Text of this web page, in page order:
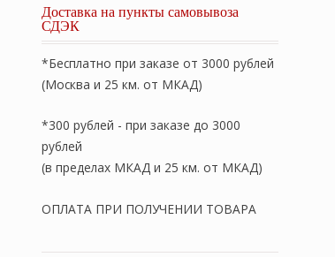
Доставка на пункты самовывоза
СДЭК
*Бесплатно при заказе от 3000 рублей
(Москва и 25 км. от МКАД)
*300 рублей - при заказе до 3000
рублей
(в пределах МКАД и 25 км. от МКАД)
ОПЛАТА ПРИ ПОЛУЧЕНИИ ТОВАРА